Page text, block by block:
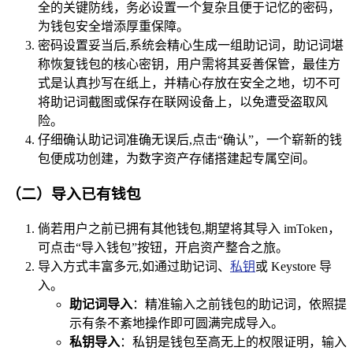
全的关键防线，务必设置一个复杂且便于记忆的密码，
为钱包安全增添厚重保障。
密码设置妥当后,系统会精心生成一组助记词，助记词堪
称恢复钱包的核心密钥，用户需将其妥善保管，最佳方
式是认真抄写在纸上，并精心存放在安全之地，切不可
将助记词截图或保存在联网设备上，以免遭受盗取风
险。
仔细确认助记词准确无误后,点击“确认”，一个崭新的钱
包便成功创建，为数字资产存储搭建起专属空间。
（二）导入已有钱包
倘若用户之前已拥有其他钱包,期望将其导入 imToken，
可点击“导入钱包”按钮，开启资产整合之旅。
导入方式丰富多元,如通过助记词、 私钥或 Keystore 导
入。
助记词导入：精准输入之前钱包的助记词，依照提
示有条不紊地操作即可圆满完成导入。
私钥导入：私钥是钱包至高无上的权限证明，输入